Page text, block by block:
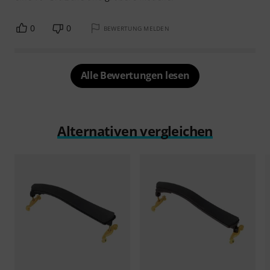
0 0 BEWERTUNG MELDEN
Alle Bewertungen lesen
Alternativen vergleichen